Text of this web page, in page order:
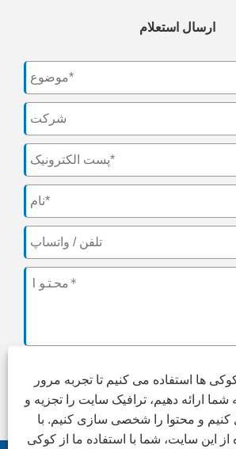
ارسال استعلام
ارسال
ها استفاده می کنیم تا تجربه مرور
شما ارائه دهیم، ترافیک سایت را تجزیه و
کنیم و محتوا را شخصی سازی کنیم. با
از این سایت، شما با استفاده ما از کوکی